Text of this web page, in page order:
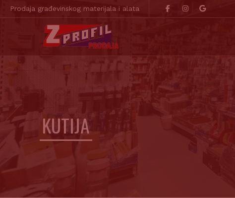
Prodaja građevinskog materijala i alata
KUTIJA